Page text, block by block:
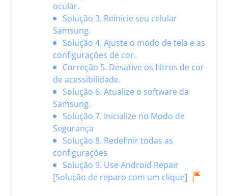
ocular.
Solução 3. Reinicie seu celular
Samsung.
Solução 4. Ajuste o modo de tela e as
configurações de cor.
Correção 5. Desative os filtros de cor
de acessibilidade.
Solução 6. Atualize o software da
Samsung.
Solução 7. Inicialize no Modo de
Segurança
Solução 8. Redefinir todas as
configurações
Solução 9. Use Android Repair
[Solução de reparo com um clique]